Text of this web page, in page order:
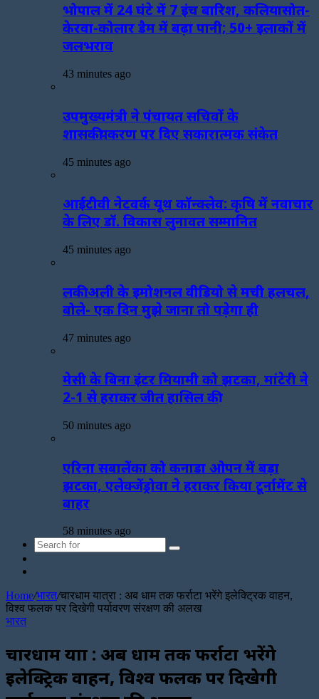
भोपाल में 24 घंटे में 7 इंच बारिश, कलियासोत-
केरवा-कोलार डैम में बढ़ा पानी; 50+ इलाकों में
जलभराव
43 minutes ago
उपमुख्यमंत्री ने पंचायत सचिवों के
शासकीयकरण पर दिए सकारात्मक संकेत
45 minutes ago
आईटीवी नेटवर्क यूथ कॉन्क्लेव: कृषि में नवाचार
के लिए डॉ. विकास लुनावत सम्मानित
45 minutes ago
लकी अली के इमोशनल वीडियो से मची हलचल,
बोले- एक दिन मुझे जाना तो पड़ेगा ही
47 minutes ago
मेसी के बिना इंटर मियामी को झटका, मांटेरी ने
2-1 से हराकर जीत हासिल की
50 minutes ago
एरिना सबालेंका को कनाडा ओपन में बड़ा
झटका, एलेक्जेंड्रोवा ने हराकर किया टूर्नामेंट से
बाहर
58 minutes ago
Search
Home/भारत/चारधाम यात्रा : अब धाम तक फर्राटा भरेंगे इलेक्ट्रिक वाहन,
विश्व फलक पर दिखेगी पर्यावरण संरक्षण की अलख
भारत
चारधाम यात्रा : अब धाम तक फर्राटा भरेंगे
इलेक्ट्रिक वाहन, विश्व फलक पर दिखेगी